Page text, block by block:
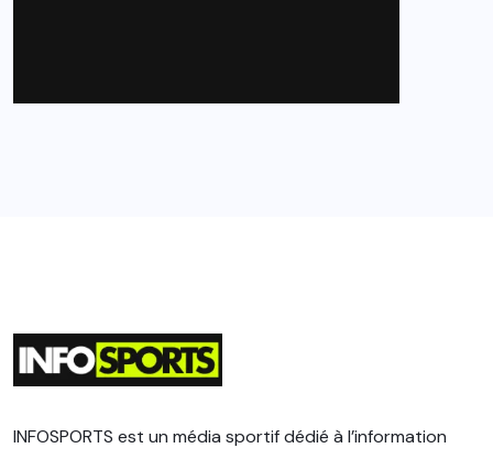
INFOSPORTS est un média sportif dédié à l’information